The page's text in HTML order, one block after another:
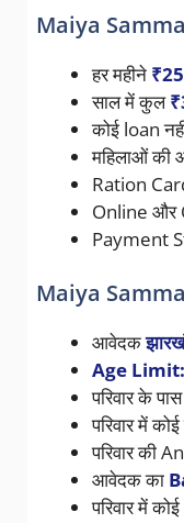
Maiya
हर महीने
साल में कुल
कोई loan
महिलाओं की
Ration Card
Online और
Payment
Maiya
आवेदक
Age Limit:
परिवार के पास
परिवार में
परिवार की
आवेदक का
परिवार में कोई